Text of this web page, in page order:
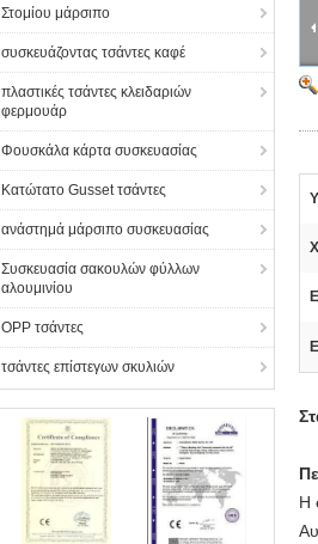
Στομίου μάρσιπο
συσκευάζοντας τσάντες καφέ
πλαστικές τσάντες κλειδαριών
φερμουάρ
Φουσκάλα κάρτα συσκευασίας
Κατώτατο Gusset τσάντες
ανάστημά μάρσιπο συσκευασίας
Συσκευασία σακουλών φύλλων
αλουμινίου
OPP τσάντες
τσάντες επίστεγων σκυλιών
Η